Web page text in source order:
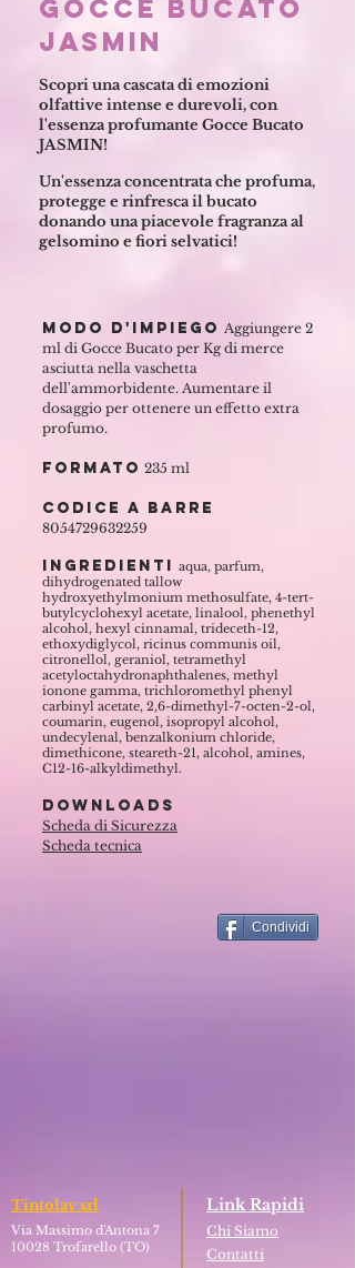
gocce bucato
jasmin
Scopri una cascata di emozioni
olfattive intense e durevoli, con
l'essenza profumante Gocce Bucato
JASMIN!
Un'essenza concentrata che profuma,
protegge e rinfresca il bucato
donando una piacevole fragranza al
gelsomino e fiori selvatici!
Modo d'impiego Aggiungere 2
ml di Gocce Bucato per Kg di merce
asciutta nella vaschetta
dell'ammorbidente. Aumentare il
dosaggio per ottenere un effetto extra
profumo.
Formato 235 ml
Codice a barre
8054729632259
ingredienti aqua, parfum,
dihydrogenated tallow
hydroxyethylmonium methosulfate, 4-tert-
butylcyclohexyl acetate, linalool, phenethyl
alcohol, hexyl cinnamal, trideceth-12,
ethoxydiglycol, ricinus communis oil,
citronellol, geraniol, tetramethyl
acetyloctahydronaphthalenes, methyl
ionone gamma, trichloromethyl phenyl
carbinyl acetate, 2,6-dimethyl-7-octen-2-ol,
coumarin, eugenol, isopropyl alcohol,
undecylenal, benzalkonium chloride,
dimethicone, steareth-21, alcohol, amines,
C12-16-alkyldimethyl.
Downloads
Scheda di Sicurezza
Scheda tecnica
Condividi
Link Rapidi
Chi Siamo
Contatti
Tintolav srl
Via Massimo d'Antona 7
10028 Trofarello (TO)